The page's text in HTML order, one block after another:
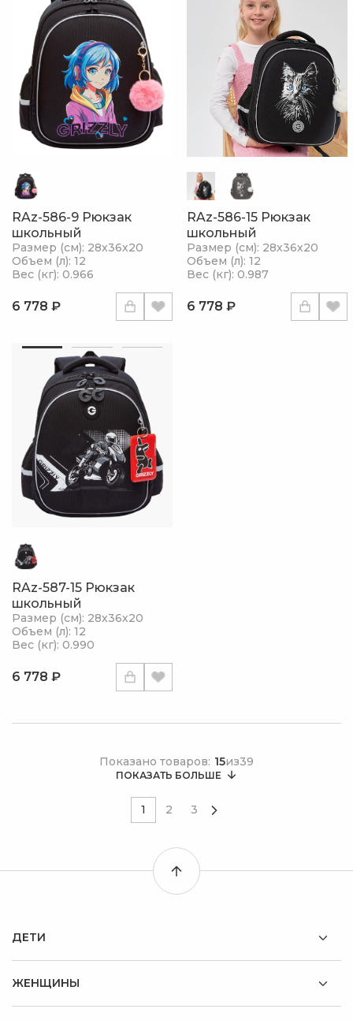
RAz-586-9 Рюкзак
школьный
Размер (см): 28х36х20
Объем (л): 12
Вес (кг): 0.966
6 778 ₽
RAz-586-15 Рюкзак
школьный
Размер (см): 28х36х20
Объем (л): 12
Вес (кг): 0.987
6 778 ₽
RAz-587-15 Рюкзак
школьный
Размер (см): 28х36х20
Объем (л): 12
Вес (кг): 0.990
6 778 ₽
Показано товаров: 15из39
1 2 3
ПОКАЗАТЬ БОЛЬШЕ
ДЕТИ
ЖЕНЩИНЫ